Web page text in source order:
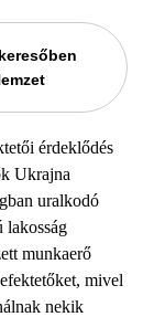
érdeklődés
Ukrajna
uralkodó
lakosság
munkaerő
mivel
nekik